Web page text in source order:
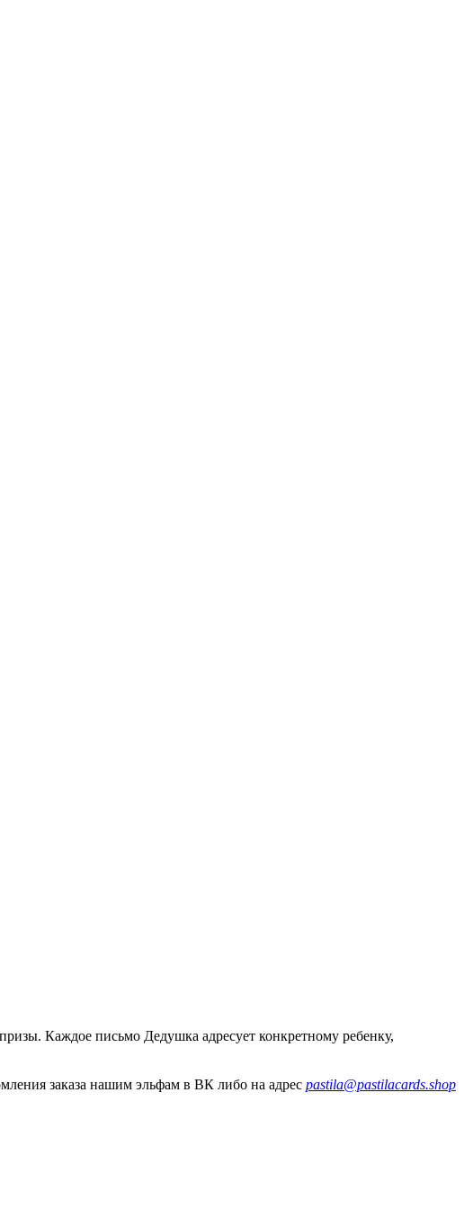
Каждое письмо Дедушка адресует конкретному ребенку,
заказа нашим эльфам в ВК либо на адрес pastila@pastilacards.shop